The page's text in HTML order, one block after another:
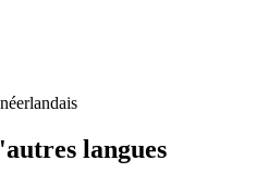
langues